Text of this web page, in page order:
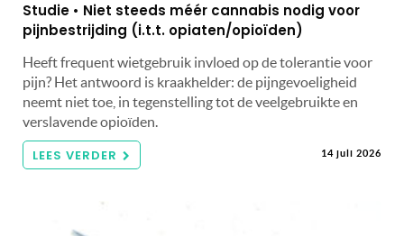
Studie • Niet steeds méér cannabis nodig voor
pijnbestrijding (i.t.t. opiaten/opioïden)
Heeft frequent wietgebruik invloed op de tolerantie voor
pijn? Het antwoord is kraakhelder: de pijngevoeligheid
neemt niet toe, in tegenstelling tot de veelgebruikte en
verslavende opioïden.
LEES VERDER 14 juli 2026